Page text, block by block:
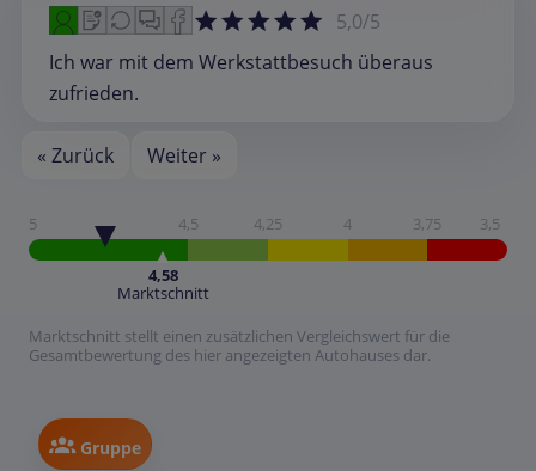
5,0/5
Ich war mit dem Werkstattbesuch überaus
zufrieden.
« Zurück Weiter »
5 4,5 4,25 4 3,75 3,5
4,58
Marktschnitt
Marktschnitt stellt einen zusätzlichen Vergleichswert für die
Gesamtbewertung des hier angezeigten Autohauses dar.
Gruppe